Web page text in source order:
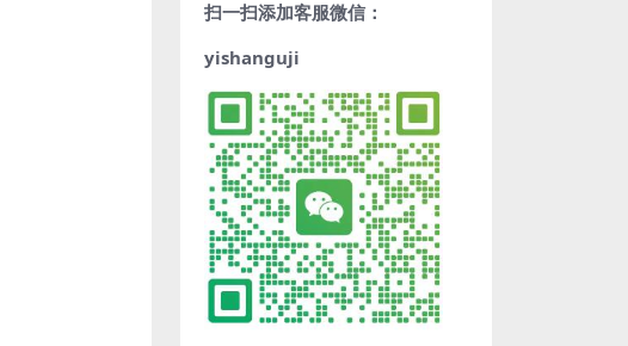
扫一扫添加客服微信：
yishanguji